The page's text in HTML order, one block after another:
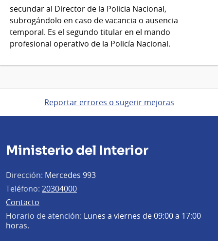
secundar al Director de la Policia Nacional,
subrogándolo en caso de vacancia o ausencia
temporal. Es el segundo titular en el mando
profesional operativo de la Policía Nacional.
Reportar errores o sugerir mejoras
Ministerio del Interior
Dirección: Mercedes 993
Teléfono: 20304000
Contacto
Horario de atención: Lunes a viernes de 09:00 a 17:00
horas.